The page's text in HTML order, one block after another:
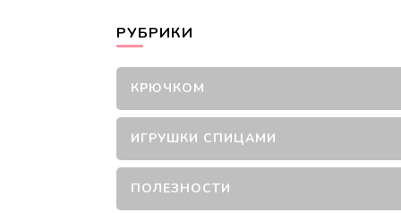
РУБРИКИ
КРЮЧКОМ
ИГРУШКИ СПИЦАМИ
ПОЛЕЗНОСТИ